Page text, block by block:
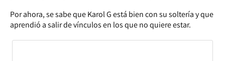
Por ahora, se sabe que Karol G está bien con su soltería y que
aprendió a salir de vínculos en los que no quiere estar.